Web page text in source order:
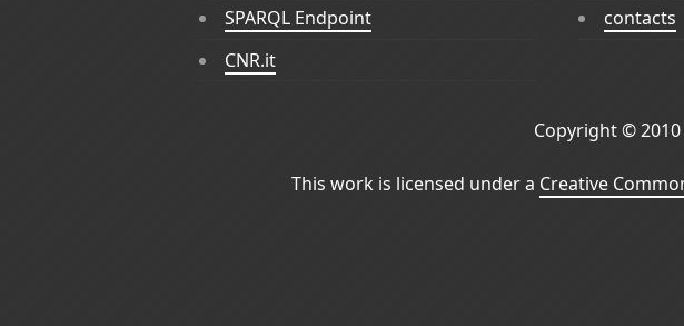
SPARQL Endpoint
CNR.it
contacts
Copyright © 2010
This work is licensed under a Creative